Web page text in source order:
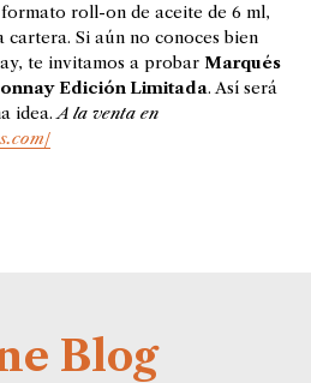
roll-on de aceite de 6 ml,
Si aún no conoces bien
te invitamos a probar Marqués
Edición Limitada. Así será
idea.A la venta en
Blog